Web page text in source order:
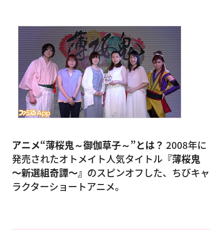
アニメ“薄桜鬼～御伽草子～”とは？ 2008年に
発売されたオトメイト人気タイトル 『薄桜鬼
〜新選組奇譚〜』 のスピンオフした、ちびキャ
ラクターショートアニメ。